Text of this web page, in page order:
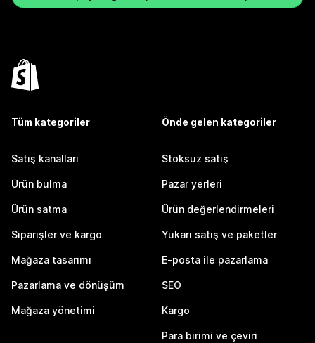
Tüm kategoriler
Satış kanalları
Ürün bulma
Ürün satma
Siparişler ve kargo
Mağaza tasarımı
Pazarlama ve dönüşüm
Mağaza yönetimi
Önde gelen kategoriler
Stoksuz satış
Pazar yerleri
Ürün değerlendirmeleri
Yukarı satış ve paketler
E-posta ile pazarlama
SEO
Kargo
Para birimi ve çeviri